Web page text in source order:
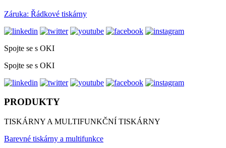
Záruka: Řádkové tiskárny
Spojte se s OKI
Spojte se s OKI
PRODUKTY
TISKÁRNY A MULTIFUNKČNÍ TISKÁRNY
Barevné tiskárny a multifunkce